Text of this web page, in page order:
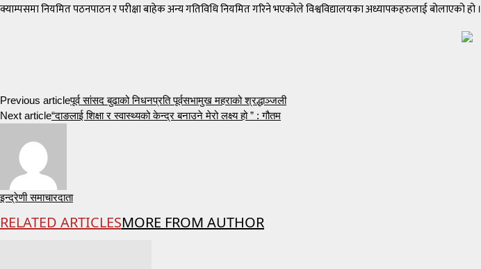
क्याम्पसमा नियमित पठनपाठन र परीक्षा बाहेक अन्य गतिविधि नियमित गरिने भएकोले विश्वविद्यालयका अध्यापकहरुलाई बोलाएको हो ।
Previous articleपूर्व सांसद बुढाको निधनप्रति पूर्वसभामुख महराको श्रद्धाञ्जली
Next article“दाङलाई शिक्षा र स्वास्थ्यको केन्द्र बनाउने मेरो लक्ष्य हो ” : गौतम
इन्द्रेणी समाचारदाता
RELATED ARTICLESMORE FROM AUTHOR